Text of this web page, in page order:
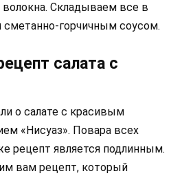
Складываем все в
сметанно-горчичным соусом.
салата с
о салате с красивым
«Нисуаз». Повара всех
рецепт является подлинным.
вам рецепт, который